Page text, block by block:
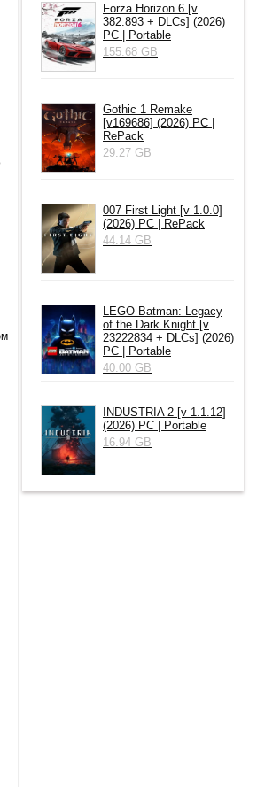
Forza Horizon 6 [v
382.893 + DLCs] (2026)
PC | Portable
155.68 GB
Gothic 1 Remake
[v169686] (2026) PC |
RePack
29.27 GB
007 First Light [v 1.0.0]
(2026) PC | RePack
44.14 GB
LEGO Batman: Legacy
of the Dark Knight [v
23222834 + DLCs] (2026)
PC | Portable
40.00 GB
INDUSTRIA 2 [v 1.1.12]
(2026) РС | Portable
16.94 GB